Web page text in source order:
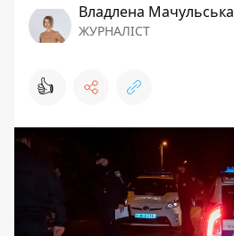
Владлена Мачульська
ЖУРНАЛІСТ
👍